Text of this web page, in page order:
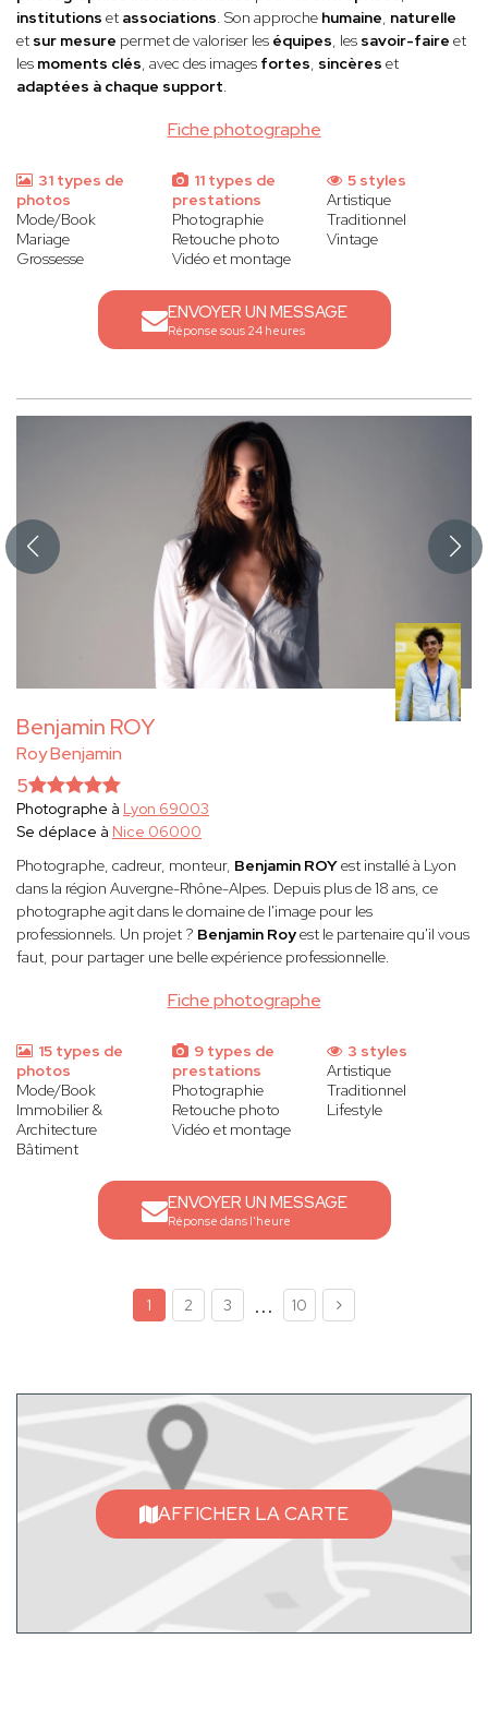
Fiche photographe
institutions et associations. Son approche humaine, naturelle
et sur mesure permet de valoriser les équipes, les savoir-faire et
les moments clés, avec des images fortes, sincères et
adaptées à chaque support.
31 types de
photos
Mode/Book
Mariage
Grossesse
11 types de
prestations
Photographie
Retouche photo
Vidéo et montage
5 styles
Artistique
Traditionnel
Vintage
ENVOYER UN MESSAGE
Réponse sous 24 heures
Benjamin ROY
Roy Benjamin
Fiche photographe
5
Photographe à Lyon 69003
Se déplace à Nice 06000
Photographe, cadreur, monteur, Benjamin ROYest installé à Lyon
dans la région Auvergne-Rhône-Alpes. Depuis plus de 18 ans, ce
photographe agit dans le domaine de l'image pour les
professionnels. Un projet ? Benjamin Royest le partenaire qu'il vous
faut, pour partager une belle expérience professionnelle.
15 types de
photos
Mode/Book
Immobilier &
Architecture
Bâtiment
9 types de
prestations
Photographie
Retouche photo
Vidéo et montage
3 styles
Artistique
Traditionnel
Lifestyle
ENVOYER UN MESSAGE
Réponse dans l'heure
1 2 3 ... 10
AFFICHER LA CARTE